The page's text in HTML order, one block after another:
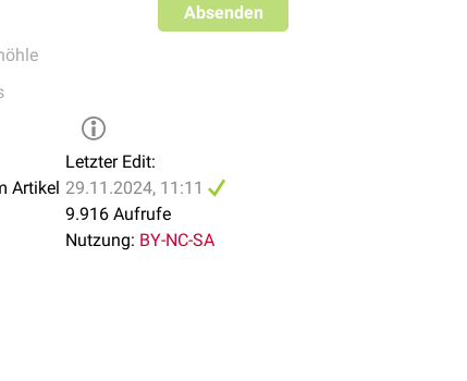
Absenden
Artikel
Letzter Edit:
29.11.2024, 11:11
9.916 Aufrufe
Nutzung: BY-NC-SA